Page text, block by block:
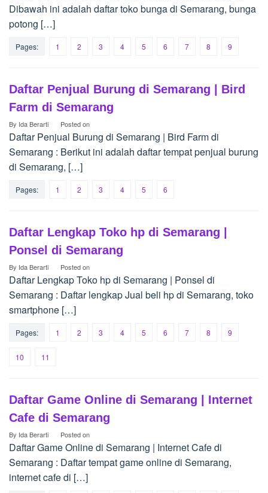
Dibawah ini adalah daftar toko bunga di Semarang, bunga
potong […]
Pages: 1 2 3 4 5 6 7 8 9
Daftar Penjual Burung di Semarang | Bird
Farm di Semarang
By Ida Berarti Posted on
Daftar Penjual Burung di Semarang | Bird Farm di
Semarang : Berikut ini adalah daftar tempat penjual burung
di Semarang, […]
Pages: 1 2 3 4 5 6
Daftar Lengkap Toko hp di Semarang |
Ponsel di Semarang
By Ida Berarti Posted on
Daftar Lengkap Toko hp di Semarang | Ponsel di
Semarang : Daftar lengkap Jual beli hp di Semarang, toko
smartphone […]
Pages: 1 2 3 4 5 6 7 8 9
10 11
Daftar Game Online di Semarang | Internet
Cafe di Semarang
By Ida Berarti Posted on
Daftar Game Online di Semarang | Internet Cafe di
Semarang : Daftar tempat game online di Semarang,
internet cafe di […]